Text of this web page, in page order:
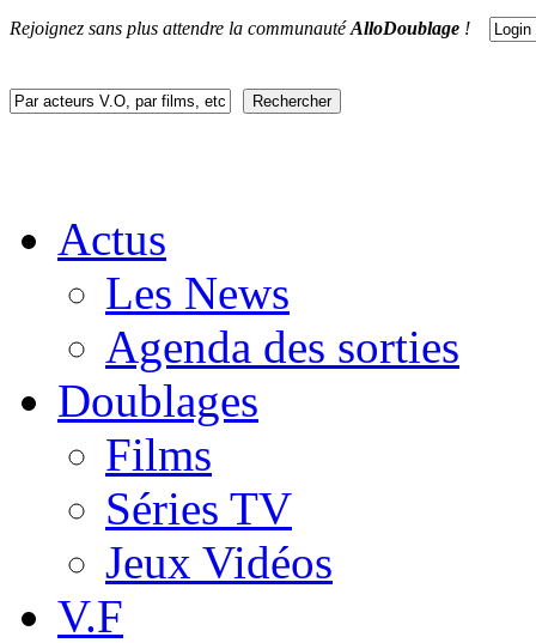
Rejoignez sans plus attendre la communautéAlloDoublage !
Actus
Les News
Agenda des sorties
Doublages
Films
Séries TV
Jeux Vidéos
V.F